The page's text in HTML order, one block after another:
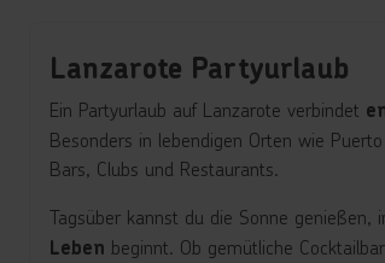
Lanzarote Partyurlaub
Ein Partyurlaub auf Lanzarote verbindet
Besonders in lebendigen Orten wie
Bars, Clubs und Restaurants.
Tagsüber kannst du die Sonne
Leben beginnt. Ob gemütliche